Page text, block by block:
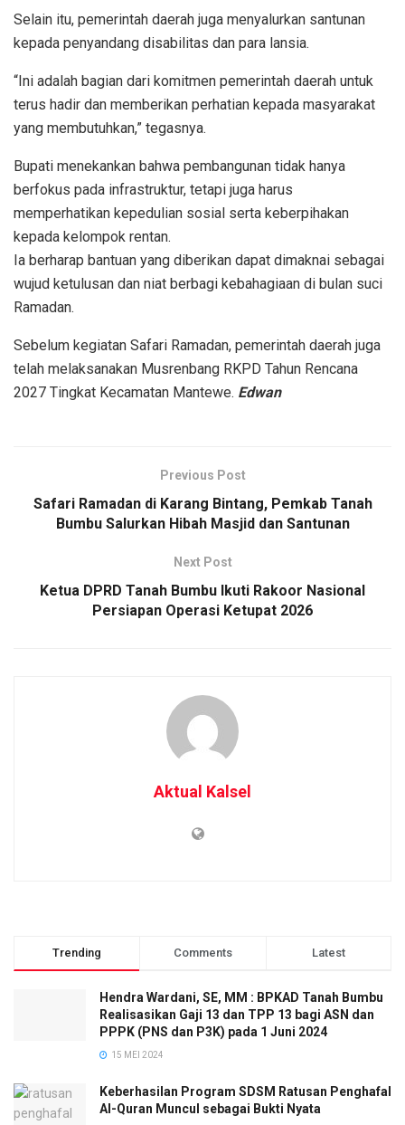
Selain itu, pemerintah daerah juga menyalurkan santunan
kepada penyandang disabilitas dan para lansia.
“Ini adalah bagian dari komitmen pemerintah daerah untuk
terus hadir dan memberikan perhatian kepada masyarakat
yang membutuhkan,” tegasnya.
Bupati menekankan bahwa pembangunan tidak hanya
berfokus pada infrastruktur, tetapi juga harus
memperhatikan kepedulian sosial serta keberpihakan
kepada kelompok rentan.
Ia berharap bantuan yang diberikan dapat dimaknai sebagai
wujud ketulusan dan niat berbagi kebahagiaan di bulan suci
Ramadan.
Sebelum kegiatan Safari Ramadan, pemerintah daerah juga
telah melaksanakan Musrenbang RKPD Tahun Rencana
2027 Tingkat Kecamatan Mantewe. Edwan
Previous Post
Safari Ramadan di Karang Bintang, Pemkab Tanah
Bumbu Salurkan Hibah Masjid dan Santunan
Next Post
Ketua DPRD Tanah Bumbu Ikuti Rakoor Nasional
Persiapan Operasi Ketupat 2026
Aktual Kalsel
Trending Comments Latest
Hendra Wardani, SE, MM : BPKAD Tanah Bumbu
Realisasikan Gaji 13 dan TPP 13 bagi ASN dan
PPPK (PNS dan P3K) pada 1 Juni 2024
15 MEI 2024
Keberhasilan Program SDSM Ratusan Penghafal
Al-Quran Muncul sebagai Bukti Nyata